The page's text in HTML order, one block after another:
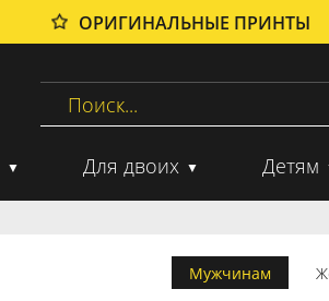
ОРИГИНАЛЬНЫЕ ПРИНТЫ
Для двоих Детям
Мужчинам